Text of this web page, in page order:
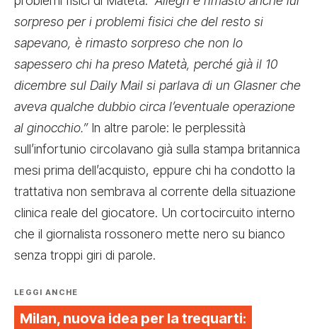
sorpreso per i problemi fisici che del resto si
sapevano, è rimasto sorpreso che non lo
sapessero chi ha preso Matetà, perché già il 10
dicembre sul Daily Mail si parlava di un Glasner che
aveva qualche dubbio circa l’eventuale operazione
al ginocchio.”In altre parole: le perplessità
sull’infortunio circolavano già sulla stampa britannica
mesi prima dell’acquisto, eppure chi ha condotto la
trattativa non sembrava al corrente della situazione
clinica reale del giocatore. Un cortocircuito interno
che il giornalista rossonero mette nero su bianco
senza troppi giri di parole.
LEGGI ANCHE
Milan, nuova idea per la trequarti: